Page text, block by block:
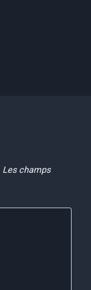
Les champs